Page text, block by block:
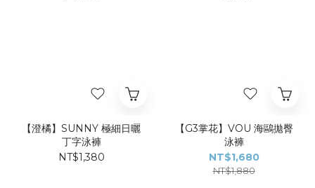
【澄橘】SUNNY 極細日曬
丁字泳褲
NT$1,380
【G3掌花】VOU 海鷗拋臀
泳褲
NT$1,680
NT$1,880